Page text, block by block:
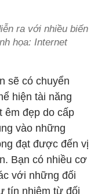
ra với nhiều biến
họa: Internet
sẽ có chuyển
hiện tài năng
êm đẹp do cấp
vào những
đạt được đến vị
Bạn có nhiều cơ
với những đối
tín nhiệm từ đối